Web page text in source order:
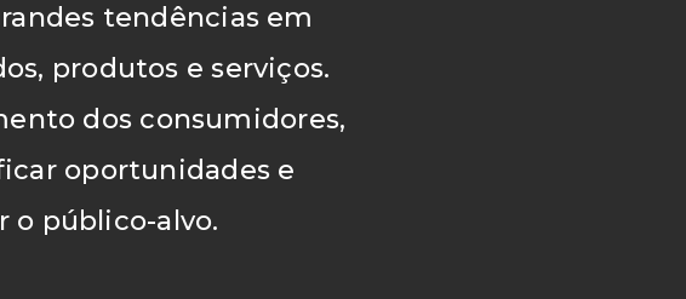
tendências em
produtos e serviços.
dos consumidores,
oportunidades e
o público-alvo.